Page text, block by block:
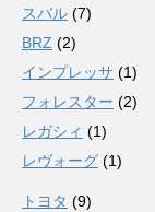
スバル (7)
BRZ (2)
インプレッサ (1)
フォレスター (2)
レガシィ (1)
レヴォーグ (1)
トヨタ (9)